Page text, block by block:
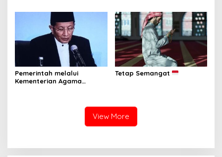
Berbagai Wilayah
Masjid
Pemerintah melalui
Kementerian Agama
Kamis, 19 Februari 2026.
Tetap Semangat
View More